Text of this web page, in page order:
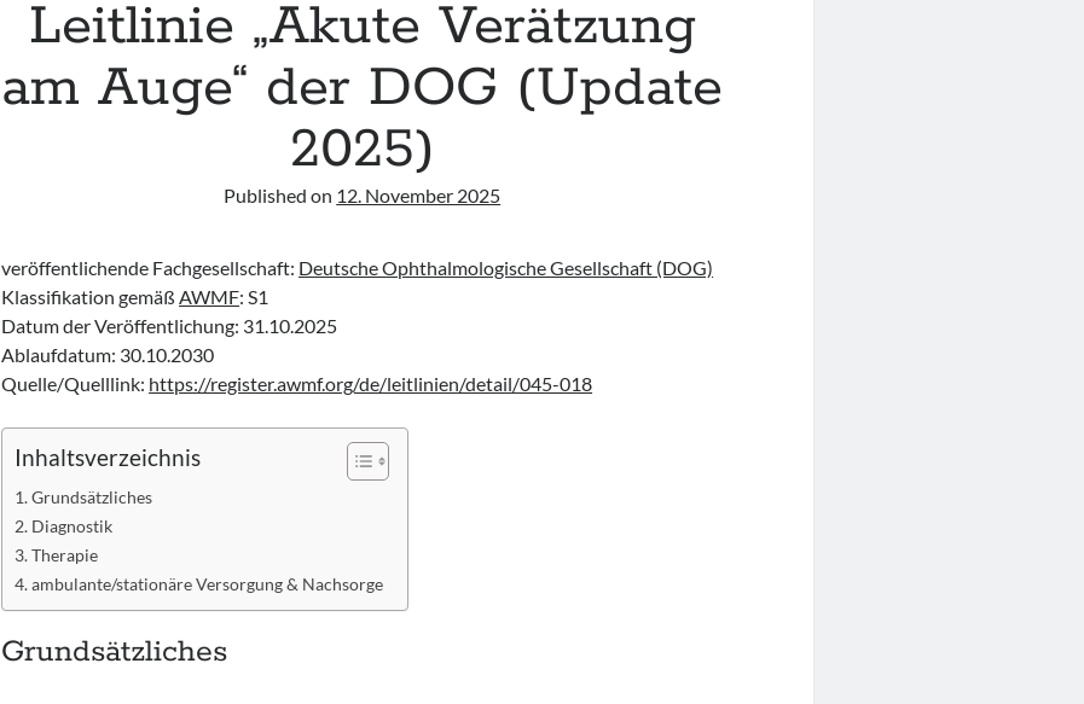
Leitlinie „Akute Verätzung
am Auge“ der DOG (Update
2025)
Published on 12. November 2025
veröffentlichende Fachgesellschaft: Deutsche Ophthalmologische Gesellschaft (DOG)
Klassifikation gemäßAWMF: S1
Datum der Veröffentlichung: 31.10.2025
Ablaufdatum: 30.10.2030
Quelle/Quelllink: https://register.awmf.org/de/leitlinien/detail/045-018
Inhaltsverzeichnis
Grundsätzliches
Diagnostik
Therapie
ambulante/stationäre Versorgung & Nachsorge
Grundsätzliches